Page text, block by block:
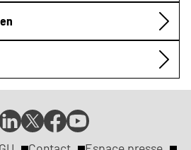
LinkedIn
de
Compte
X
de
Page
Facebook
de
Page
YouTube
de